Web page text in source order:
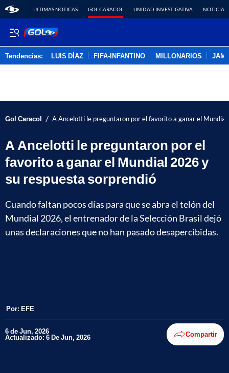
ÚLTIMAS NOTICAS GOL CARACOL UNIDAD INVESTIGATIVA NOTICIAS
Tendencias: LUIS DÍAZ FIFA-INFANTINO MILLONARIOS
Gol Caracol / A Ancelotti le preguntaron por el favorito a ganar el
A Ancelotti le preguntaron por el
favorito a ganar el Mundial 2026 y
su respuesta sorprendió
Cuando faltan pocos días para que se abra el telón del
Mundial 2026, el entrenador de la Selección Brasil dejó
unas declaraciones que no han pasado desapercibidas.
Por: EFE
6 de Jun, 2026
Actualizado: 6 De Jun, 2026 Compartir